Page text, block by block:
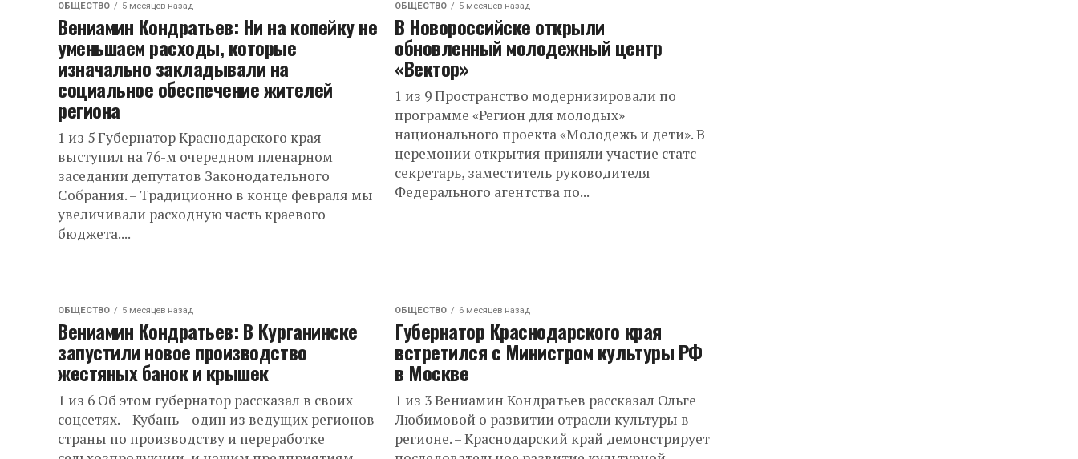
ОБЩЕСТВО 5 месяцев назад
Вениамин Кондратьев: Ни на копейку не
уменьшаем расходы, которые
изначально закладывали на
социальное обеспечение жителей
региона
1 из 5 Губернатор Краснодарского края
выступил на 76-м очередном пленарном
заседании депутатов Законодательного
Собрания. – Традиционно в конце февраля мы
увеличивали расходную часть краевого
бюджета....
ОБЩЕСТВО 5 месяцев назад
В Новороссийске открыли
обновленный молодежный центр
«Вектор»
1 из 9 Пространство модернизировали по
программе «Регион для молодых»
национального проекта «Молодежь и дети». В
церемонии открытия приняли участие статс-
секретарь, заместитель руководителя
Федерального агентства по...
ОБЩЕСТВО 5 месяцев назад
Вениамин Кондратьев: В Курганинске
запустили новое производство
жестяных банок и крышек
1 из 6 Об этом губернатор рассказал в своих
соцсетях. – Кубань – один из ведущих регионов
страны по производству и переработке
ОБЩЕСТВО 6 месяцев назад
Губернатор Краснодарского края
встретился с Министром культуры РФ
в Москве
1 из 3 Вениамин Кондратьев рассказал Ольге
Любимовой о развитии отрасли культуры в
регионе. – Краснодарский край демонстрирует